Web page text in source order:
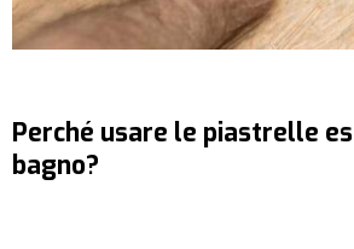
Perché usare le piastrelle
bagno?